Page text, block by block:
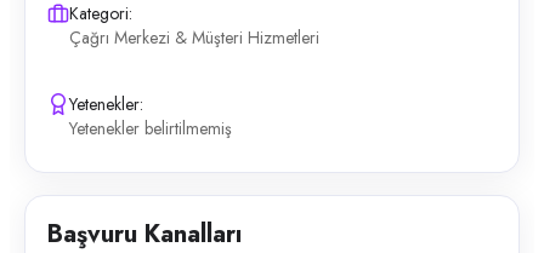
Kategori:
Çağrı Merkezi & Müşteri Hizmetleri
Yetenekler:
Yetenekler belirtilmemiş
Başvuru Kanalları